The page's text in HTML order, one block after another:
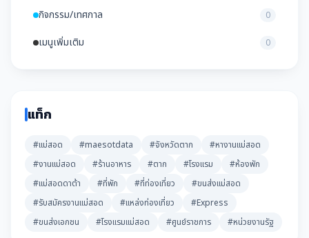
กิจกรรม/เทศกาล 0
เมนูเพิ่มเติม 0
แท็ก
#แม่สอด #maesotdata #จังหวัดตาก
#หางานแม่สอด
#งานแม่สอด
#ร้านอาหาร #ตาก #โรงแรม
#ห้องพัก
#แม่สอดดาต้า
#ที่พัก #ที่ท่องเที่ยว
#ขนส่งแม่สอด
#รับสมัครงานแม่สอด
#แหล่งท่องเที่ยว
#Express
#ขนส่งเอกชน
#โรงแรมแม่สอด #ศูนย์ราชการ #หน่วยงานรัฐ